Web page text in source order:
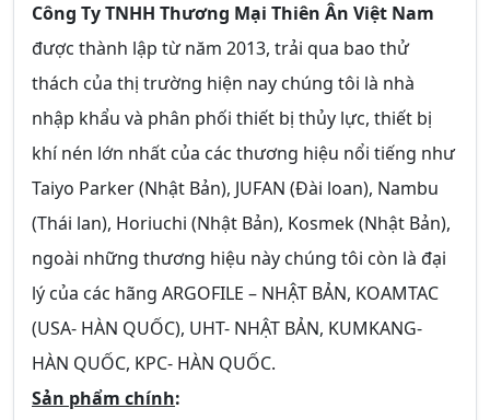
Công Ty TNHH Thương Mại Thiên Ân Việt Nam
được thành lập từ năm 2013, trải qua bao thử
thách của thị trường hiện nay chúng tôi là nhà
nhập khẩu và phân phối thiết bị thủy lực, thiết bị
khí nén lớn nhất của các thương hiệu nổi tiếng như
Taiyo Parker (Nhật Bản), JUFAN (Đài loan), Nambu
(Thái lan), Horiuchi (Nhật Bản), Kosmek (Nhật Bản),
ngoài những thương hiệu này chúng tôi còn là đại
lý của các hãng ARGOFILE – NHẬT BẢN, KOAMTAC
(USA- HÀN QUỐC), UHT- NHẬT BẢN, KUMKANG-
HÀN QUỐC, KPC- HÀN QUỐC.
Sản phẩm chính: